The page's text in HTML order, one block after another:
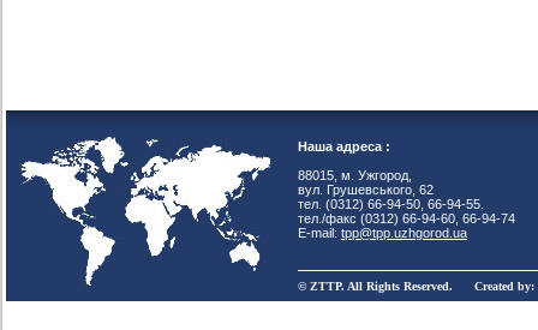
Наша адреса :
88015, м. Ужгород,
вул. Грушевського, 62
тел. (0312) 66-94-50, 66-94-55.
тел./факс (0312) 66-94-60, 66-94-74
E-mail: tpp@tpp.uzhgorod.ua
© ZTTP. All Rights Reserved. Created by: